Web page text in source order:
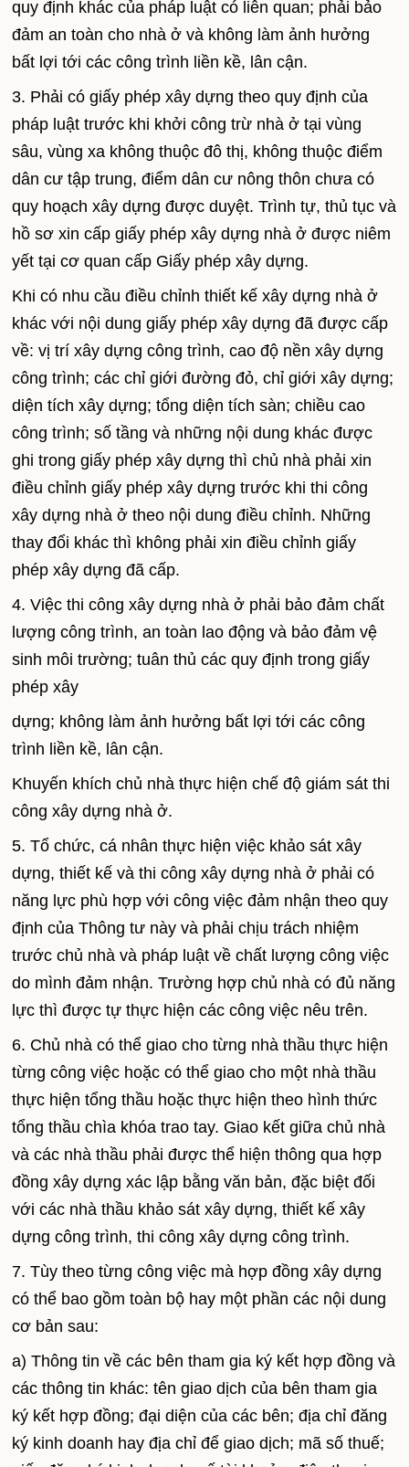
quy định khác của pháp luật có liên quan; phải bảo
đảm an toàn cho nhà ở và không làm ảnh hưởng
bất lợi tới các công trình liền kề, lân cận.
3. Phải có giấy phép xây dựng theo quy định của
pháp luật trước khi khởi công trừ nhà ở tại vùng
sâu, vùng xa không thuộc đô thị, không thuộc điểm
dân cư tập trung, điểm dân cư nông thôn chưa có
quy hoạch xây dựng được duyệt. Trình tự, thủ tục và
hồ sơ xin cấp giấy phép xây dựng nhà ở được niêm
yết tại cơ quan cấp Giấy phép xây dựng.
Khi có nhu cầu điều chỉnh thiết kế xây dựng nhà ở
khác với nội dung giấy phép xây dựng đã được cấp
về: vị trí xây dựng công trình, cao độ nền xây dựng
công trình; các chỉ giới đường đỏ, chỉ giới xây dựng;
diện tích xây dựng; tổng diện tích sàn; chiều cao
công trình; số tầng và những nội dung khác được
ghi trong giấy phép xây dựng thì chủ nhà phải xin
điều chỉnh giấy phép xây dựng trước khi thi công
xây dựng nhà ở theo nội dung điều chỉnh. Những
thay đổi khác thì không phải xin điều chỉnh giấy
phép xây dựng đã cấp.
4. Việc thi công xây dựng nhà ở phải bảo đảm chất
lượng công trình, an toàn lao động và bảo đảm vệ
sinh môi trường; tuân thủ các quy định trong giấy
phép xây
dựng; không làm ảnh hưởng bất lợi tới các công
trình liền kề, lân cận.
Khuyến khích chủ nhà thực hiện chế độ giám sát thi
công xây dựng nhà ở.
5. Tổ chức, cá nhân thực hiện việc khảo sát xây
dựng, thiết kế và thi công xây dựng nhà ở phải có
năng lực phù hợp với công việc đảm nhận theo quy
định của Thông tư này và phải chịu trách nhiệm
trước chủ nhà và pháp luật về chất lượng công việc
do mình đảm nhận. Trường hợp chủ nhà có đủ năng
lực thì được tự thực hiện các công việc nêu trên.
6. Chủ nhà có thể giao cho từng nhà thầu thực hiện
từng công việc hoặc có thể giao cho một nhà thầu
thực hiện tổng thầu hoặc thực hiện theo hình thức
tổng thầu chìa khóa trao tay. Giao kết giữa chủ nhà
và các nhà thầu phải được thể hiện thông qua hợp
đồng xây dựng xác lập bằng văn bản, đặc biệt đối
với các nhà thầu khảo sát xây dựng, thiết kế xây
dựng công trình, thi công xây dựng công trình.
7. Tùy theo từng công việc mà hợp đồng xây dựng
có thể bao gồm toàn bộ hay một phần các nội dung
cơ bản sau:
a) Thông tin về các bên tham gia ký kết hợp đồng và
các thông tin khác: tên giao dịch của bên tham gia
ký kết hợp đồng; đại diện của các bên; địa chỉ đăng
ký kinh doanh hay địa chỉ để giao dịch; mã số thuế;